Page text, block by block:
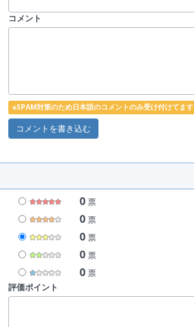
コメント
※SPAM対策のため日本語のコメントのみ受け付けてます
0票
0票
0票
0票
0票
評価ポイント